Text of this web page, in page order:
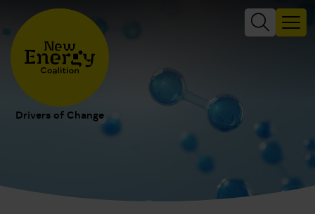
Drivers of Change